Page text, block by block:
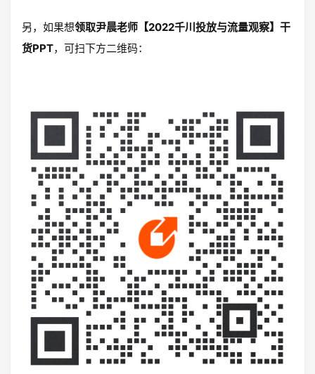
另，如果想领取尹晨老师【2022千川投放与流量观察】干
货PPT，可扫下方二维码：